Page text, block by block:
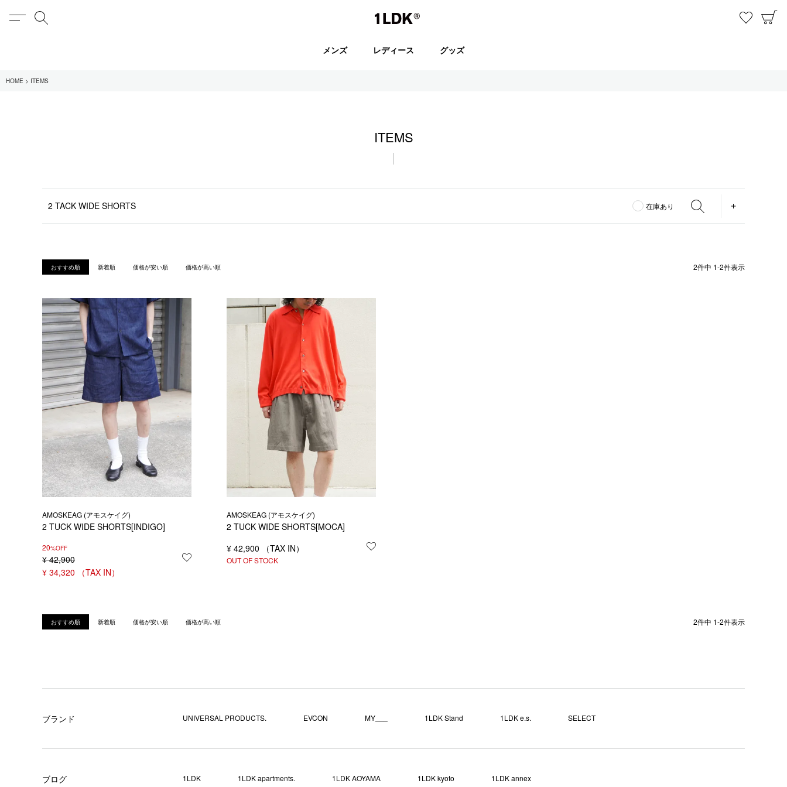
MENU お気に
メンズ レディース
グッズ
HOME ITEMS
ITEMS
在庫あり
おすすめ順 新着順 価格が安い順 価格が高い順 2件中 1-2件表示
AMOSKEAG (アモスケイグ)
2 TUCK WIDE SHORTS[INDIGO]
20%OFF
¥ 42,900
¥ 34,320
お気に入りに登録する
AMOSKEAG (アモスケイグ)
2 TUCK WIDE SHORTS[MOCA]
¥ 42,900
OUT OF STOCK
おすすめ順 新着順 価格が安い順 価格が高い順 2件中 1-2件表示
ブランド UNIVERSAL PRODUCTS. EVCON MY___ 1LDK Stand 1LDK e.s. SELECT
ブログ 1LDK 1LDK apartments. 1LDK AOYAMA 1LDK kyoto 1LDK annex